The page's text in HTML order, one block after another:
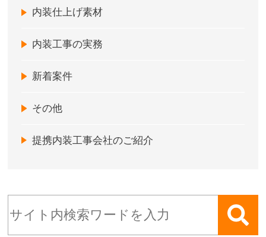
内装仕上げ素材
内装工事の実務
新着案件
その他
提携内装工事会社のご紹介